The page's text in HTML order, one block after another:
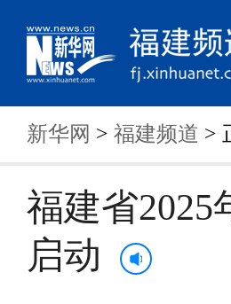
新华网 > 福建频道 >
福建省2025
启动